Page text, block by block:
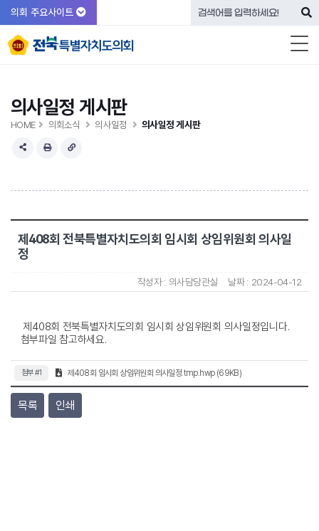
의회 주요사이트
의사일정 게시판
HOME 의회소식 의사일정 의사일정 게시판
제408회 전북특별자치도의회 임시회 상임위원회 의사일
정
작성자 : 의사담당관실 날짜 : 2024-04-12
제408회 전북특별자치도의회 임시회 상임위원회 의사일정입니다.
첨부파일 참고하세요.
첨부 #1 제408회 임시회 상임위원회 의사일정.tmp.hwp (69KB)
목록 인쇄